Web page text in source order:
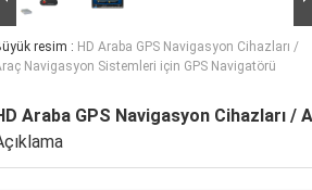
resim : HD Araba GPS Navigasyon Cihazları /
Navigasyon Sistemleri için GPS Navigatörü
Araba GPS Navigasyon Cihazları